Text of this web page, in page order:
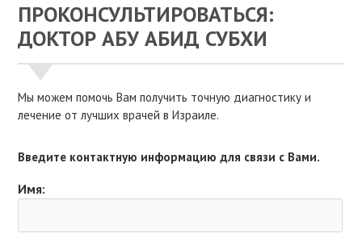
ПРОКОНСУЛЬТИРОВАТЬСЯ:
ДОКТОР АБУ АБИД СУБХИ
Мы можем помочь Вам получить точную диагностику и
лечение от лучших врачей в Израиле.
Введите контактную информацию для связи с Вами.
Имя: